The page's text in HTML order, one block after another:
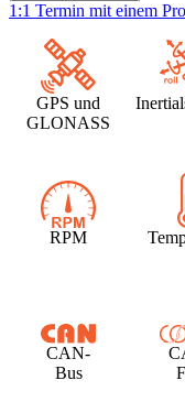
1:1 Termin mit einem
GPS und
GLONASS
RPM
CAN-
Bus